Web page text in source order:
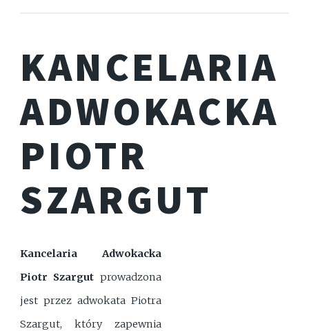
KANCELARIA
ADWOKACKA
PIOTR
SZARGUT
Kancelaria Adwokacka
Piotr Szargut prowadzona
jest przez adwokata Piotra
Szargut, który zapewnia